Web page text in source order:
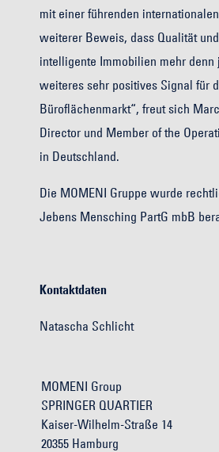
mit einer führenden
weiterer Beweis, dass Qualität
intelligente Immobilien mehr denn
weiteres sehr positives Signal für
Büroflächenmarkt“, freut sich
Director und Member of the
in Deutschland.
Die MOMENI Gruppe wurde
Jebens Mensching PartG mbB
Kontaktdaten
Natascha Schlicht
MOMENI Group
SPRINGER QUARTIER
Kaiser-Wilhelm-Straße 14
20355 Hamburg